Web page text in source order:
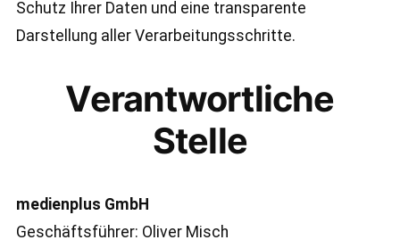
Schutz Ihrer Daten und eine transparente
Darstellung aller Verarbeitungsschritte.
Verantwortliche
Stelle
medienplus GmbH
Geschäftsführer: Oliver Misch